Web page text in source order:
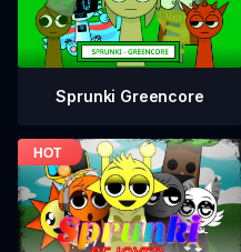
Sprunki Greencore